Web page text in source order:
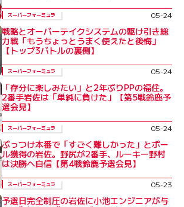
スーパーフォーミュラ 05-24
戦略とオーバーテイクシステムの駆け引き総
力戦「もうちょっとうまく使えたと後悔」
【トップ3バトルの裏側】
スーパーフォーミュラ 05-24
「存分に楽しみたい」と2年ぶりPPの福住。
2番手岩佐は「単純に負けた」【第5戦鈴鹿予
選会見】
スーパーフォーミュラ 05-24
ぶっつけ本番で「すごく難しかった」とポー
ル獲得の岩佐。野尻が2番手、ルーキー野村
は決勝へ自信【第4戦鈴鹿予選会見】
スーパーフォーミュラ 05-23
予選日完全制圧の岩佐に小池エンジニアが与